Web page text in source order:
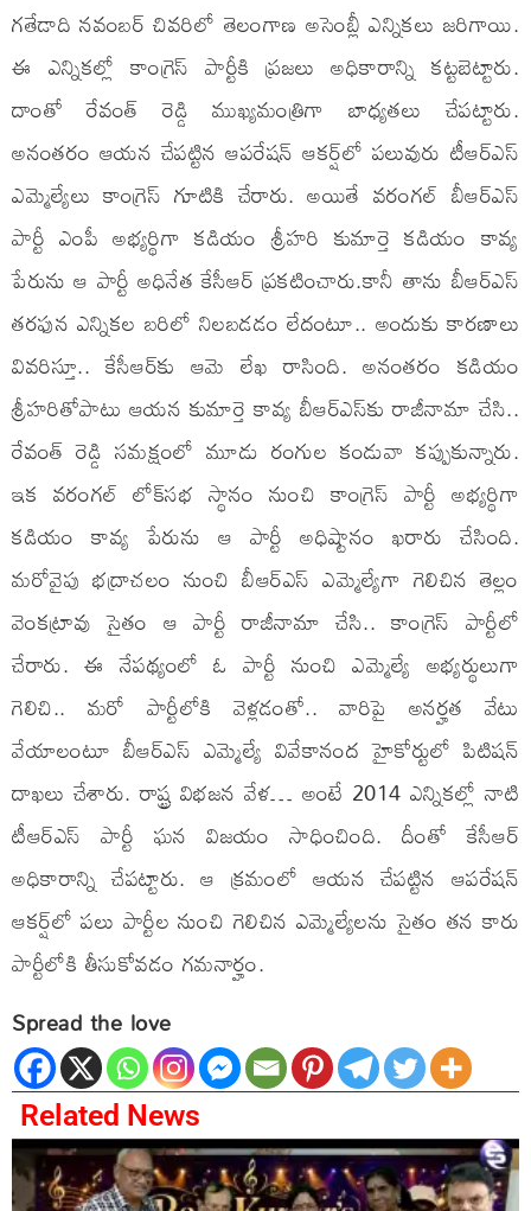
గతేడాది నవంబర్ చివరిలో తెలంగాణ అసెంబ్లీ ఎన్నికలు జరిగాయి.
ఈ ఎన్నికల్లో కాంగ్రెస్ పార్టీకి ప్రజలు అధికారాన్ని కట్టబెట్టారు.
దాంతో రేవంత్ రెడ్డి ముఖ్యమంత్రిగా బాధ్యతలు చేపట్టారు.
అనంతరం ఆయన చేపట్టిన ఆపరేషన్ ఆకర్ష్‌లో పలువురు టీఆర్ఎస్
ఎమ్మెల్యేలు కాంగ్రెస్ గూటికి చేరారు. అయితే వరంగల్ బీఆర్ఎస్
పార్టీ ఎంపీ అభ్యర్థిగా కడియం శ్రీహరి కుమార్తె కడియం కావ్య
పేరును ఆ పార్టీ అధినేత కేసీఆర్ ప్రకటించారు.కానీ తాను బీఆర్ఎస్
తరఫున ఎన్నికల బరిలో నిలబడడం లేదంటూ.. అందుకు కారణాలు
వివరిస్తూ.. కేసీఆర్‌కు ఆమె లేఖ రాసింది. అనంతరం కడియం
శ్రీహరితోపాటు ఆయన కుమార్తె కావ్య బీఆర్ఎస్‌కు రాజీనామా చేసి..
రేవంత్ రెడ్డి సమక్షంలో మూడు రంగుల కండువా కప్పుకున్నారు.
ఇక వరంగల్ లోక్‌సభ స్థానం నుంచి కాంగ్రెస్ పార్టీ అభ్యర్థిగా
కడియం కావ్య పేరును ఆ పార్టీ అధిష్టానం ఖరారు చేసింది.
మరోవైపు భద్రాచలం నుంచి బీఆర్ఎస్ ఎమ్మెల్యేగా గెలిచిన తెల్లం
వెంకట్రావు సైతం ఆ పార్టీ రాజీనామా చేసి.. కాంగ్రెస్ పార్టీలో
చేరారు. ఈ నేపథ్యంలో ఓ పార్టీ నుంచి ఎమ్మెల్యే అభ్యర్థులుగా
గెలిచి.. మరో పార్టీలోకి వెళ్లడంతో.. వారిపై అనర్హత వేటు
వేయాలంటూ బీఆర్ఎస్ ఎమ్మెల్యే వివేకానంద హైకోర్టులో పిటిషన్
దాఖలు చేశారు. రాష్ట్ర విభజన వేళ… అంటే 2014 ఎన్నికల్లో నాటి
టీఆర్ఎస్ పార్టీ ఘన విజయం సాధించింది. దీంతో కేసీఆర్
అధికారాన్ని చేపట్టారు. ఆ క్రమంలో ఆయన చేపట్టిన ఆపరేషన్
ఆకర్ష్‌లో పలు పార్టీల నుంచి గెలిచిన ఎమ్మెల్యేలను సైతం తన కారు
పార్టీలోకి తీసుకోవడం గమనార్హం.
Spread the love
Related News